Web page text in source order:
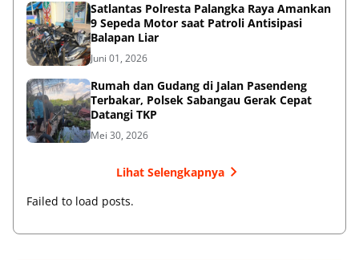
Satlantas Polresta Palangka Raya Amankan
9 Sepeda Motor saat Patroli Antisipasi
Balapan Liar
Juni 01, 2026
Rumah dan Gudang di Jalan Pasendeng
Terbakar, Polsek Sabangau Gerak Cepat
Datangi TKP
Mei 30, 2026
Lihat Selengkapnya
Failed to load posts.